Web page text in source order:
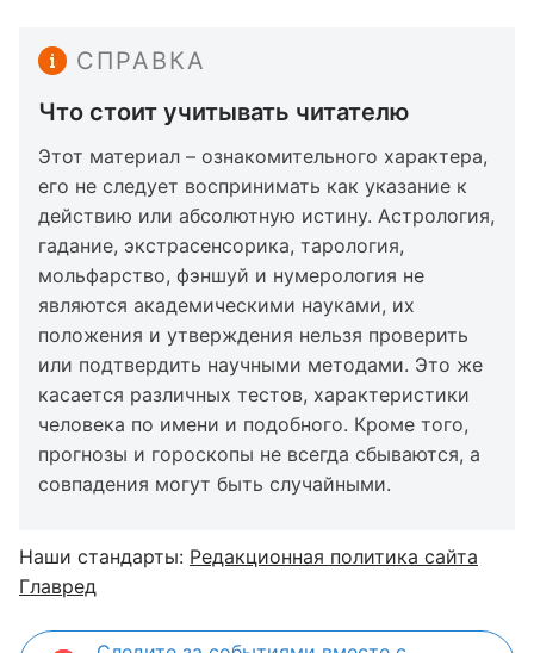
СПРАВКА
Что стоит учитывать читателю
Этот материал – ознакомительного характера,
его не следует воспринимать как указание к
действию или абсолютную истину. Астрология,
гадание, экстрасенсорика, тарология,
мольфарство, фэншуй и нумерология не
являются академическими науками, их
положения и утверждения нельзя проверить
или подтвердить научными методами. Это же
касается различных тестов, характеристики
человека по имени и подобного. Кроме того,
прогнозы и гороскопы не всегда сбываются, а
совпадения могут быть случайными.
Наши стандарты: Редакционная политика сайта
Главред